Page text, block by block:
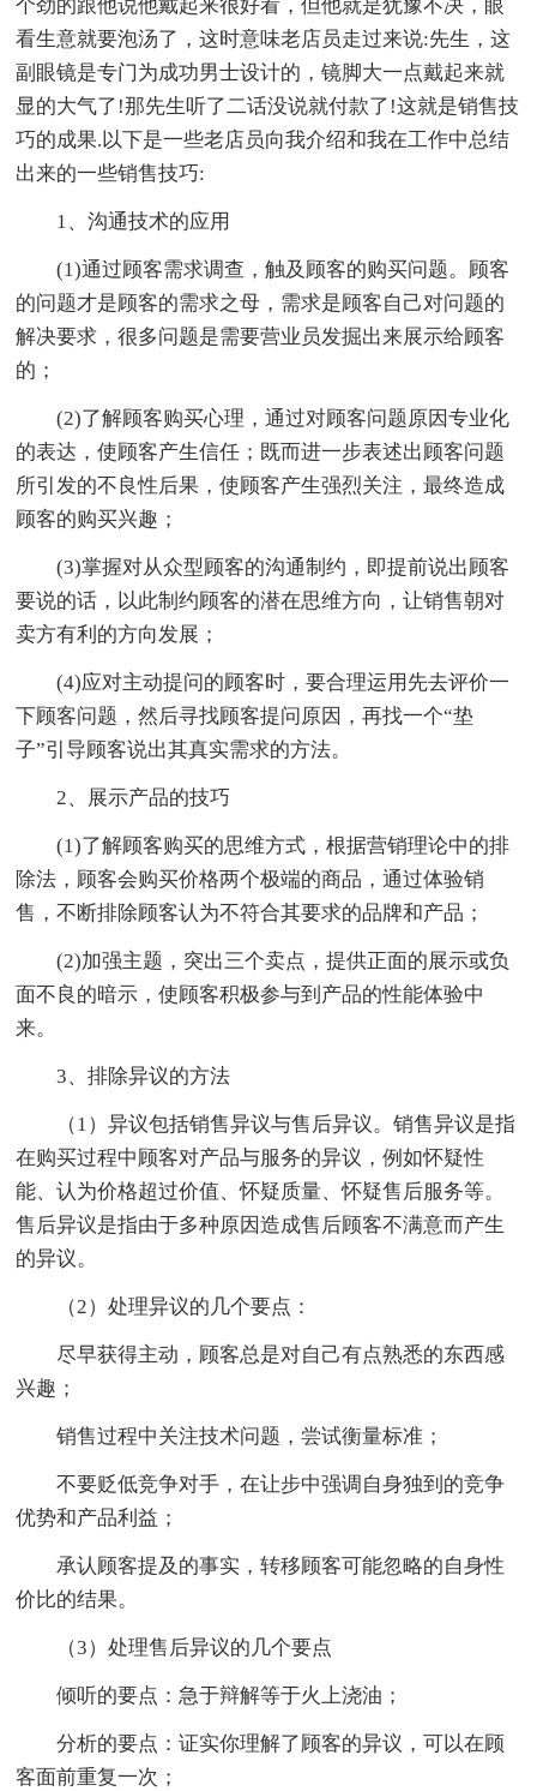
个劲的跟他说他戴起来很好看，但他就是犹豫不决，眼
看生意就要泡汤了，这时意味老店员走过来说:先生，这
副眼镜是专门为成功男士设计的，镜脚大一点戴起来就
显的大气了!那先生听了二话没说就付款了!这就是销售技
巧的成果.以下是一些老店员向我介绍和我在工作中总结
出来的一些销售技巧:
1、沟通技术的应用
(1)通过顾客需求调查，触及顾客的购买问题。顾客
的问题才是顾客的需求之母，需求是顾客自己对问题的
解决要求，很多问题是需要营业员发掘出来展示给顾客
的；
(2)了解顾客购买心理，通过对顾客问题原因专业化
的表达，使顾客产生信任；既而进一步表述出顾客问题
所引发的不良性后果，使顾客产生强烈关注，最终造成
顾客的购买兴趣；
(3)掌握对从众型顾客的沟通制约，即提前说出顾客
要说的话，以此制约顾客的潜在思维方向，让销售朝对
卖方有利的方向发展；
(4)应对主动提问的顾客时，要合理运用先去评价一
下顾客问题，然后寻找顾客提问原因，再找一个“垫
子”引导顾客说出其真实需求的方法。
2、展示产品的技巧
(1)了解顾客购买的思维方式，根据营销理论中的排
除法，顾客会购买价格两个极端的商品，通过体验销
售，不断排除顾客认为不符合其要求的品牌和产品；
(2)加强主题，突出三个卖点，提供正面的展示或负
面不良的暗示，使顾客积极参与到产品的性能体验中
来。
3、排除异议的方法
（1）异议包括销售异议与售后异议。销售异议是指
在购买过程中顾客对产品与服务的异议，例如怀疑性
能、认为价格超过价值、怀疑质量、怀疑售后服务等。
售后异议是指由于多种原因造成售后顾客不满意而产生
的异议。
（2）处理异议的几个要点：
尽早获得主动，顾客总是对自己有点熟悉的东西感
兴趣；
销售过程中关注技术问题，尝试衡量标准；
不要贬低竞争对手，在让步中强调自身独到的竞争
优势和产品利益；
承认顾客提及的事实，转移顾客可能忽略的自身性
价比的结果。
（3）处理售后异议的几个要点
倾听的要点：急于辩解等于火上浇油；
分析的要点：证实你理解了顾客的异议，可以在顾
客面前重复一次；